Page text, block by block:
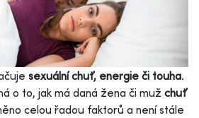
sexuální chuť, energie či touha.
o to, jak má daná žena či muž chuť
celou řadou faktorů a není stále